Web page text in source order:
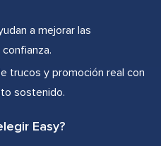
a mejorar las
trucos y promoción real con
sostenido.
Easy?